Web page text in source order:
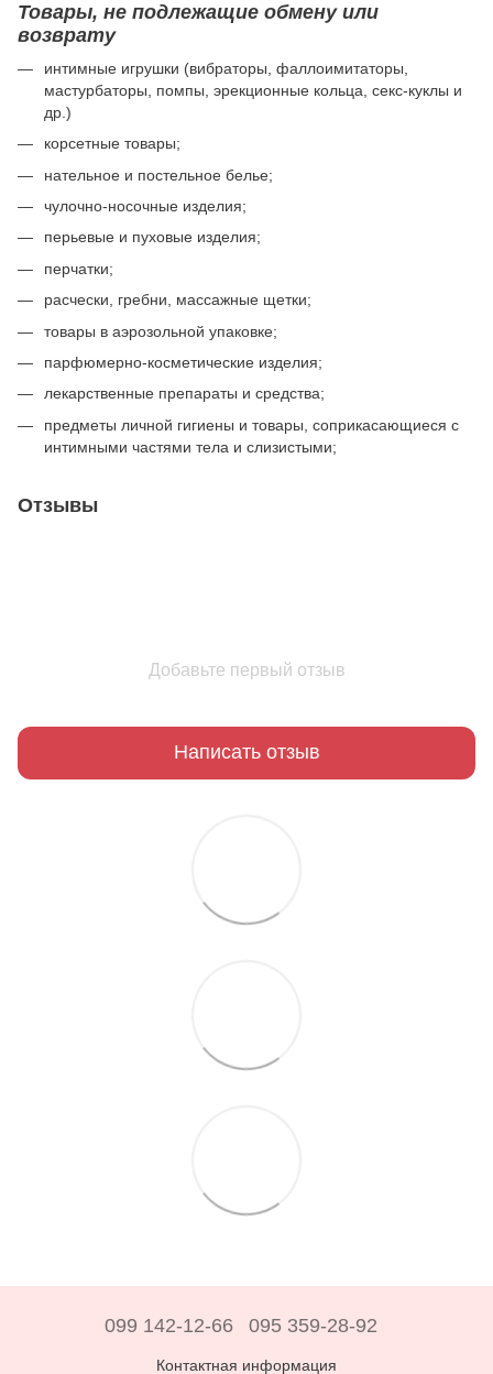
Товары, не подлежащие обмену или
возврату
интимные игрушки (вибраторы, фаллоимитаторы,
мастурбаторы, помпы, эрекционные кольца, секс-куклы и
др.)
корсетные товары;
нательное и постельное белье;
чулочно-носочные изделия;
перьевые и пуховые изделия;
перчатки;
расчески, гребни, массажные щетки;
товары в аэрозольной упаковке;
парфюмерно-косметические изделия;
лекарственные препараты и средства;
предметы личной гигиены и товары, соприкасающиеся с
интимными частями тела и слизистыми;
Отзывы
Добавьте первый отзыв
Написать отзыв
099 142-12-66 095 359-28-92
Контактная информация